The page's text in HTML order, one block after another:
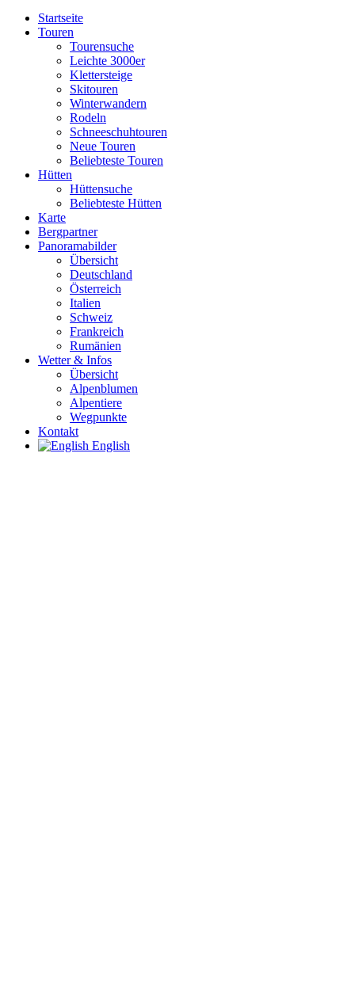
Startseite
Touren
Tourensuche
Leichte 3000er
Klettersteige
Skitouren
Winterwandern
Rodeln
Schneeschuhtouren
Neue Touren
Beliebteste Touren
Hütten
Hüttensuche
Beliebteste Hütten
Karte
Bergpartner
Panoramabilder
Übersicht
Deutschland
Österreich
Italien
Schweiz
Frankreich
Rumänien
Wetter & Infos
Übersicht
Alpenblumen
Alpentiere
Wegpunkte
Kontakt
English